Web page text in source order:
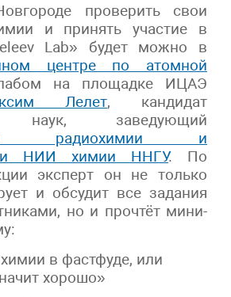
проверить свои
и принять участие в
Lab» будет можно в
центре по атомной
на площадке ИЦАЭ
Лелет, кандидат
наук, заведующий
радиохимии и
НИИ химии ННГУ. По
эксперт он не только
и обсудит все задания
но и прочтёт мини-
в фастфуде, или
хорошо»